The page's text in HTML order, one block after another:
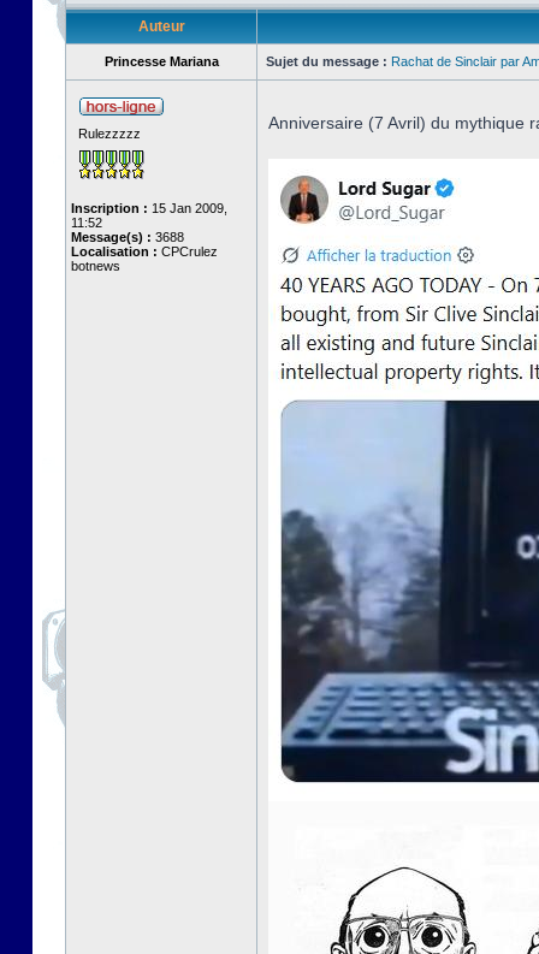
Auteur
Princesse Mariana Sujet du message : Rachat de Sinclair par
Rulezzzzz
Inscription : 15 Jan 2009,
11:52
Message(s) : 3688
Localisation : CPCrulez
botnews
Anniversaire (7 Avril) du mythique